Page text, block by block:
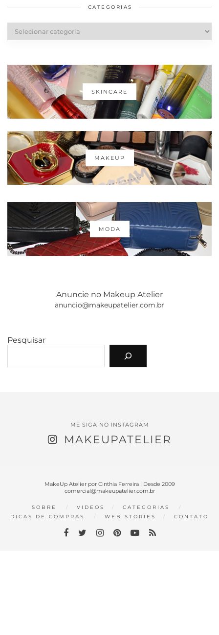
CATEGORIAS
SKINCARE
MAKEUP
MODA
Anuncie no Makeup Atelier
anuncio@makeupatelier.com.br
Pesquisar
ME SIGA NO INSTAGRAM
MAKEUPATELIER
MakeUp Atelier por Cinthia Ferreira | Desde 2009
comercial@makeupatelier.com.br
SOBRE VIDEOS
CATEGORIAS
DICAS DE COMPRAS
WEB STORIES CONTATO